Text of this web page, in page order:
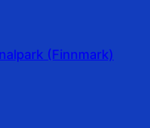
(Finnmark)